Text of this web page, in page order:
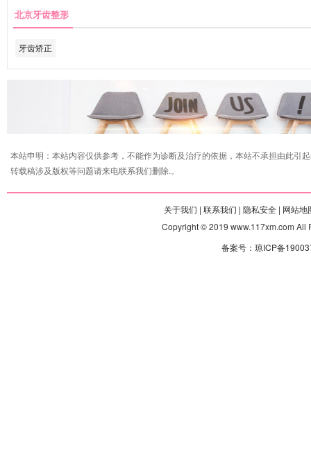
北京牙齿整形
牙齿矫正
本站申明：本站内容仅供参考，不能作为诊断及治疗的依据，本站不承担由此引
转载稿涉及版权等问题请来电联系我们删除.。
关于我们 | 联系我们 | 隐私安全 | 网站地
Copyright © 2019 www.117xm.com All
备案号：琼ICP备